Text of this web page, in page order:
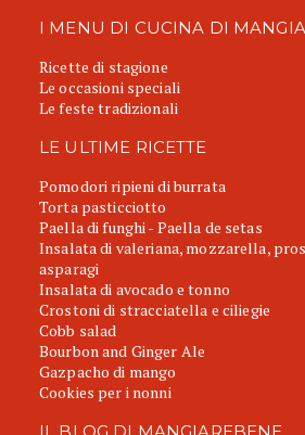
I MENU DI CUCINA DI
Ricette di stagione
Le occasioni speciali
Le feste tradizionali
LE ULTIME RICETTE
Pomodori ripieni di burrata
Torta pasticciotto
Paella di funghi - Paella de setas
Insalata di valeriana, mozzarella,
asparagi
Insalata di avocado e tonno
Crostoni di stracciatella e ciliegie
Cobb salad
Bourbon and Ginger Ale
Gazpacho di mango
Cookies per i nonni